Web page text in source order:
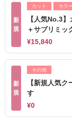
新
規
カット カラー
【人気No.3
＋サブリミッ
¥15,840
新
規
その他
【新規人気
す
¥0